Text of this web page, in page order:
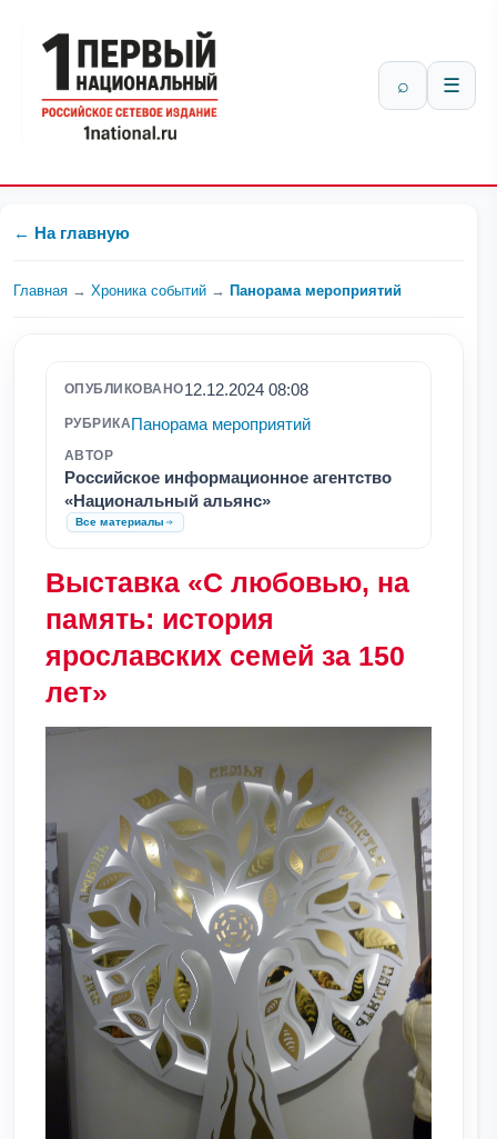
⌕ ☰
← На главную
Главная → Хроника событий → Панорама мероприятий
ОПУБЛИКОВАНО12.12.2024 08:08
РУБРИКАПанорама мероприятий
АВТОР
Российское информационное агентство
«Национальный альянс»
Все материалы
Выставка «С любовью, на
память: история
ярославских семей за 150
лет»